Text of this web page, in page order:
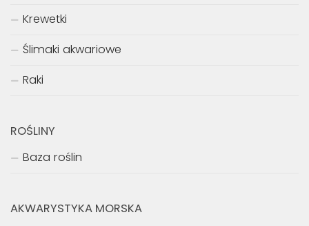
Krewetki
Ślimaki akwariowe
Raki
ROŚLINY
Baza roślin
AKWARYSTYKA MORSKA